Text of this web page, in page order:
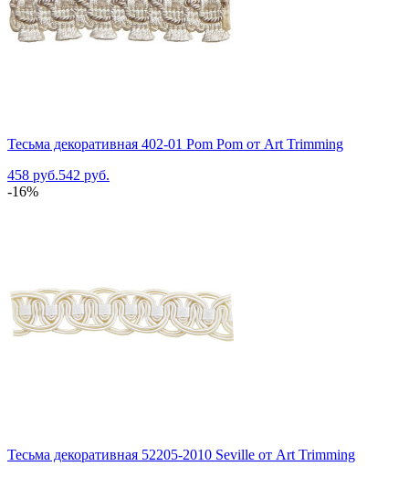
Тесьма декоративная 402-01 Pom Pom от Art Trimming
458 руб.542 руб.
-16%
Тесьма декоративная 52205-2010 Seville от Art Trimming